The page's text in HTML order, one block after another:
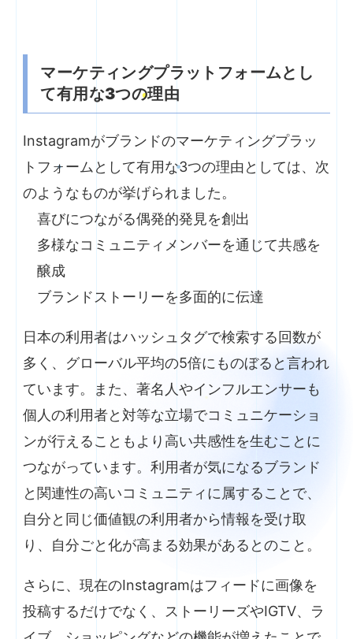
マーケティングプラットフォームとし
て有用な3つの理由
Instagramがブランドのマーケティングプラッ
トフォームとして有用な3つの理由としては、次
のようなものが挙げられました。
喜びにつながる偶発的発見を創出
多様なコミュニティメンバーを通じて共感を
醸成
ブランドストーリーを多面的に伝達
日本の利用者はハッシュタグで検索する回数が
多く、グローバル平均の5倍にものぼると言われ
ています。また、著名人やインフルエンサーも
個人の利用者と対等な立場でコミュニケーショ
ンが行えることもより高い共感性を生むことに
つながっています。利用者が気になるブランド
と関連性の高いコミュニティに属することで、
自分と同じ価値観の利用者から情報を受け取
り、自分ごと化が高まる効果があるとのこと。
さらに、現在のInstagramはフィードに画像を
投稿するだけでなく、ストーリーズやIGTV、ラ